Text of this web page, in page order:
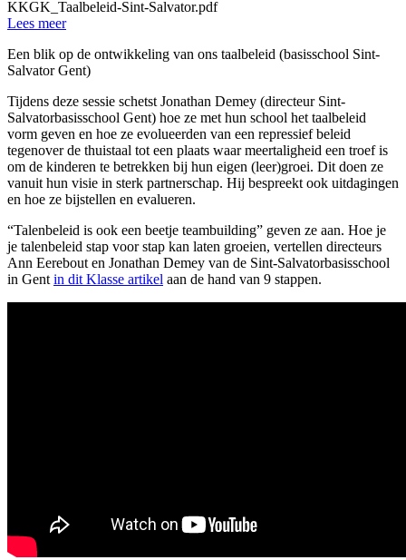
KKGK_Taalbeleid-Sint-Salvator.pdf
Lees meer
Een blik op de ontwikkeling van ons taalbeleid (basisschool Sint-
Salvator Gent)
Tijdens deze sessie schetst Jonathan Demey (directeur Sint-
Salvatorbasisschool Gent) hoe ze met hun school het taalbeleid
vorm geven en hoe ze evolueerden van een repressief beleid
tegenover de thuistaal tot een plaats waar meertaligheid een troef is
om de kinderen te betrekken bij hun eigen (leer)groei. Dit doen ze
vanuit hun visie in sterk partnerschap. Hij bespreekt ook uitdagingen
en hoe ze bijstellen en evalueren.
“Talenbeleid is ook een beetje teambuilding” geven ze aan. Hoe je
je talenbeleid stap voor stap kan laten groeien, vertellen directeurs
Ann Eerebout en Jonathan Demey van de Sint-Salvatorbasisschool
in Gent in dit Klasse artikel aan de hand van 9 stappen.